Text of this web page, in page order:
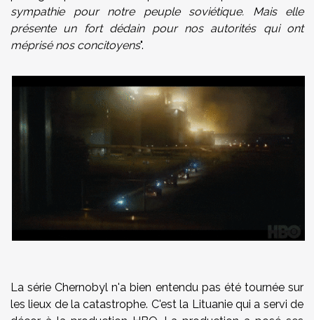
sympathie pour notre peuple soviétique. Mais elle
présente un fort dédain pour nos autorités qui ont
méprisé nos concitoyens".
La série Chernobyl n'a bien entendu pas été tournée sur
les lieux de la catastrophe. C'est la Lituanie qui a servi de